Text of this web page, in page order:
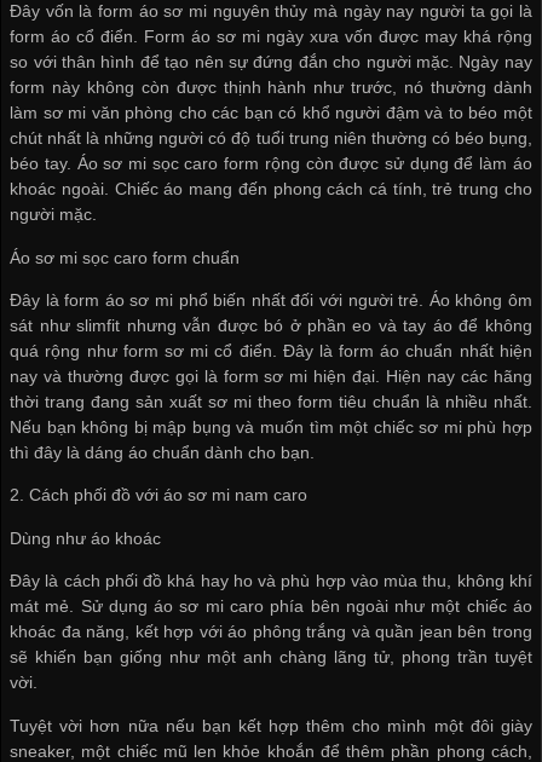
Đây vốn là form áo sơ mi nguyên thủy mà ngày nay người ta gọi là
form áo cổ điển. Form áo sơ mi ngày xưa vốn được may khá rộng
so với thân hình để tạo nên sự đứng đắn cho người mặc. Ngày nay
form này không còn được thịnh hành như trước, nó thường dành
làm sơ mi văn phòng cho các bạn có khổ người đậm và to béo một
chút nhất là những người có độ tuổi trung niên thường có béo bụng,
béo tay. Áo sơ mi sọc caro form rộng còn được sử dụng để làm áo
khoác ngoài. Chiếc áo mang đến phong cách cá tính, trẻ trung cho
người mặc.
Áo sơ mi sọc caro form chuẩn
Đây là form áo sơ mi phổ biến nhất đối với người trẻ. Áo không ôm
sát như slimfit nhưng vẫn được bó ở phần eo và tay áo để không
quá rộng như form sơ mi cổ điển. Đây là form áo chuẩn nhất hiện
nay và thường được gọi là form sơ mi hiện đại. Hiện nay các hãng
thời trang đang sản xuất sơ mi theo form tiêu chuẩn là nhiều nhất.
Nếu bạn không bị mập bụng và muốn tìm một chiếc sơ mi phù hợp
thì đây là dáng áo chuẩn dành cho bạn.
2. Cách phối đồ với áo sơ mi nam caro
Dùng như áo khoác
Đây là cách phối đồ khá hay ho và phù hợp vào mùa thu, không khí
mát mẻ. Sử dụng áo sơ mi caro phía bên ngoài như một chiếc áo
khoác đa năng, kết hợp với áo phông trắng và quần jean bên trong
sẽ khiến bạn giống như một anh chàng lãng tử, phong trần tuyệt
vời.
Tuyệt vời hơn nữa nếu bạn kết hợp thêm cho mình một đôi giày
sneaker, một chiếc mũ len khỏe khoắn để thêm phần phong cách,